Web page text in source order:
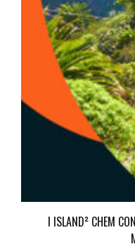
I ISLAND² CHEM